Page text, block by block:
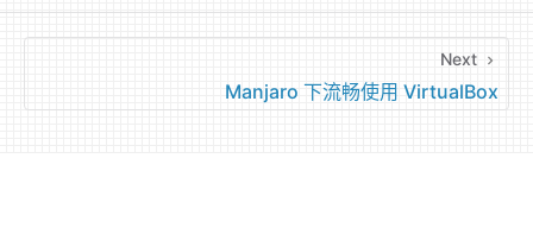
Next
Manjaro 下流畅使用 VirtualBox